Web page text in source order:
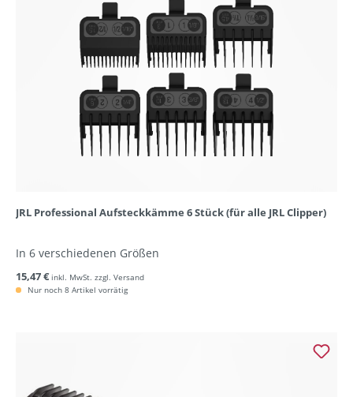
JRL Professional Aufsteckkämme 6 Stück (für alle JRL Clipper)
In 6 verschiedenen Größen
15,47 € inkl. MwSt. zzgl. Versand
Nur noch 8 Artikel vorrätig